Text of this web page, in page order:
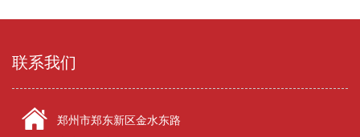
联系我们
郑州市郑东新区金水东路